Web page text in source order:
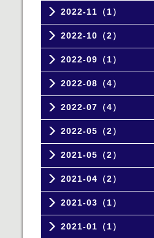
2022-11（1）
2022-10（2）
2022-09（1）
2022-08（4）
2022-07（4）
2022-05（2）
2021-05（2）
2021-04（2）
2021-03（1）
2021-01（1）